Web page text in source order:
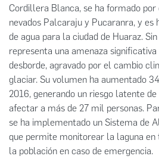
Cordillera Blanca, se ha formado
nevados Palcaraju y Pucaranra, y es
de agua para la ciudad de Huaraz.
representa una amenaza
desborde, agravado por el cambio
glaciar. Su volumen ha aumentado
2016, generando un riesgo latente
afectar a más de 27 mil personas.
se ha implementado un Sistema de
que permite monitorear la laguna
la población en caso de emergencia.